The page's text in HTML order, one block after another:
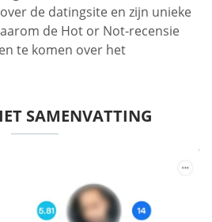
de datingsite en zijn unieke
de Hot or Not-recensie
te komen over het
SAMENVATTING